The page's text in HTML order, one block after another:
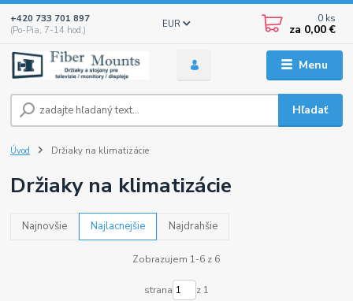
Menu
EUR
Hľadať
+420 733 701 897
(Po-Pia, 7-14 hod.)
0 ks
za 0,00 €
Úvod Držiaky na klimatizácie
Držiaky na klimatizácie
Najnovšie Najlacnejšie Najdrahšie
Zobrazujem 1-6 z 6
strana z 1